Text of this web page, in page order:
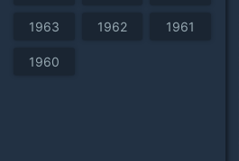
1963 1962 1961
1960